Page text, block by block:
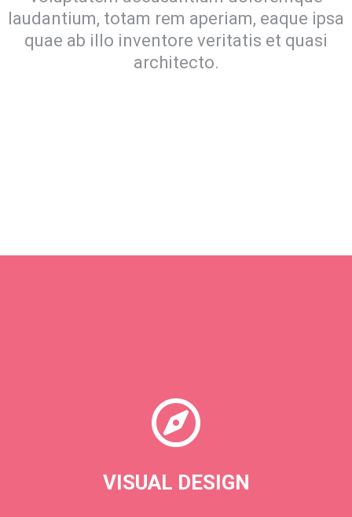
laudantium, totam rem aperiam, eaque ipsa
quae ab illo inventore veritatis et quasi
architecto.
VISUAL DESIGN
Lorem ipsum dolor sit amet, consectetur adipisicing elit, sed
do eiusmod tempor incididunt ut labore.
Lorem ipsum dolor sit amet, consectetur adipisicing elit, sed
do eiusmod tempor incididunt ut labore.